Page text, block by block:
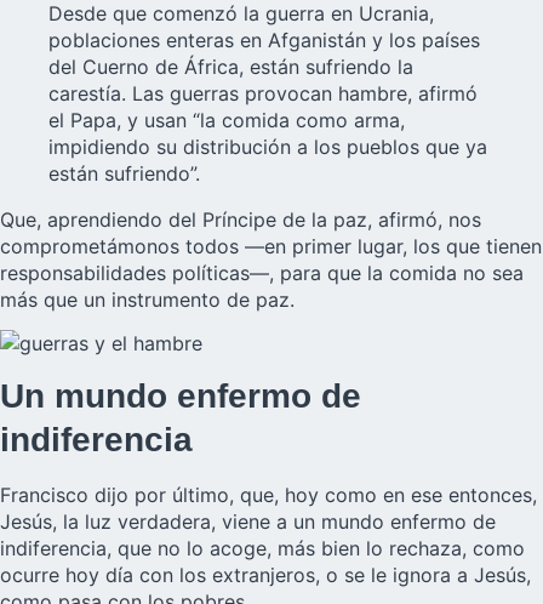
Desde que comenzó la guerra en Ucrania,
poblaciones enteras en Afganistán y los países
del Cuerno de África, están sufriendo la
carestía. Las guerras provocan hambre, afirmó
el Papa, y usan “la comida como arma,
impidiendo su distribución a los pueblos que ya
están sufriendo”.
Que, aprendiendo del Príncipe de la paz, afirmó, nos
comprometámonos todos —en primer lugar, los que tienen
responsabilidades políticas—, para que la comida no sea
más que un instrumento de paz.
Un mundo enfermo de
indiferencia
Francisco dijo por último, que, hoy como en ese entonces,
Jesús, la luz verdadera, viene a un mundo enfermo de
indiferencia, que no lo acoge, más bien lo rechaza, como
ocurre hoy día con los extranjeros, o se le ignora a Jesús,